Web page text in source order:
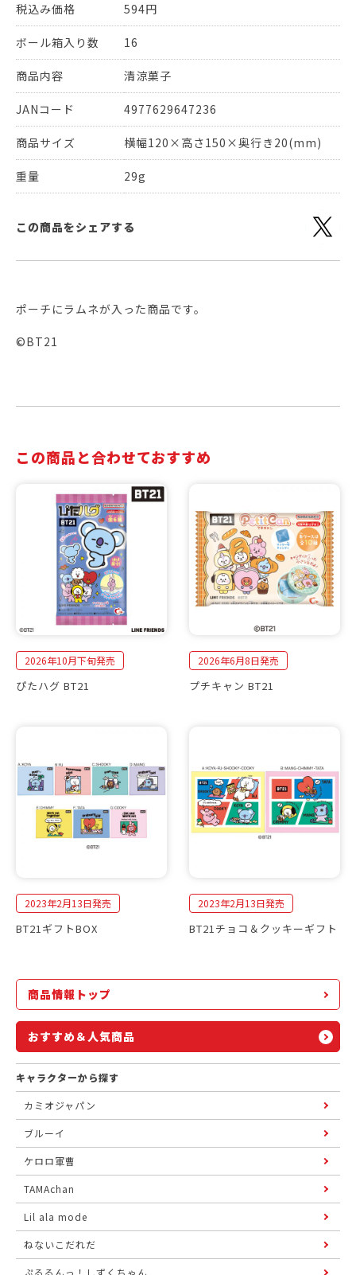
税込み価格 594円
ボール箱入り数 16
商品内容 清涼菓子
JANコード 4977629647236
商品サイズ 横幅120×高さ150×奥行き20(mm)
重量 29g
この商品をシェアする
ポーチにラムネが入った商品です。
©BT21
この商品と合わせておすすめ
2026年10月下旬発売
ぴたハグ BT21
2026年6月8日発売
プチキャン BT21
2023年2月13日発売
BT21ギフトBOX
2023年2月13日発売
BT21チョコ＆クッキーギフト
商品情報トップ
おすすめ＆人気商品
キャラクターから探す
カミオジャパン
ブルーイ
ケロロ軍曹
TAMAchan
Lil ala mode
ねないこだれだ
ぷるるんっ！しずくちゃん